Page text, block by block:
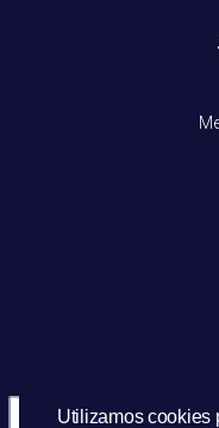
Utilizamos cookies